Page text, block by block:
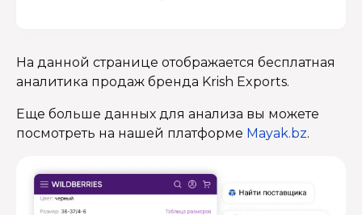
На данной странице отображается бесплатная
аналитика продаж бренда Krish Exports.
Еще больше данных для анализа вы можете
посмотреть на нашей платформе Mayak.bz.